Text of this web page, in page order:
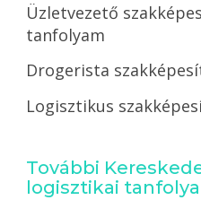
Üzletvezető
tanfolyam
Drogerista
Logisztikus
További
logisztikai